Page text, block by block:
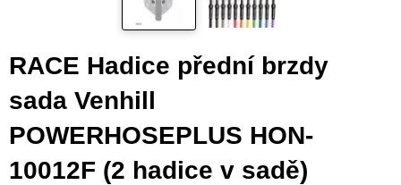
RACE Hadice přední brzdy
sada Venhill
POWERHOSEPLUS HON-
10012F (2 hadice v sadě)